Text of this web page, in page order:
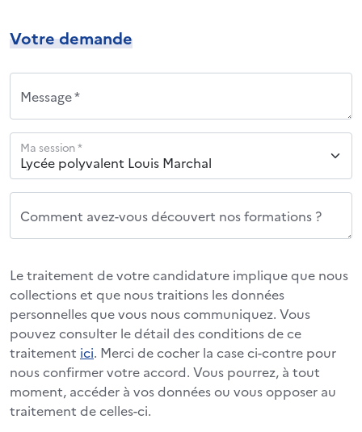
Votre demande
Message *
Ma session *
Comment avez-vous découvert nos formations ?
Le traitement de votre candidature implique que nous
collections et que nous traitions les données
personnelles que vous nous communiquez. Vous
pouvez consulter le détail des conditions de ce
traitement ici. Merci de cocher la case ci-contre pour
nous confirmer votre accord. Vous pourrez, à tout
moment, accéder à vos données ou vous opposer au
traitement de celles-ci.